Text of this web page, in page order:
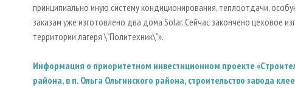
принципиально иную систему кондиционирования, теплоотдачи,
заказам уже изготовлено два дома Solar. Сейчас закончено цеховое
территории лагеря \"Политехник\"».
Информация о приоритетном инвестиционном проекте
района, в п. Ольга Ольгинского района, строительство завода